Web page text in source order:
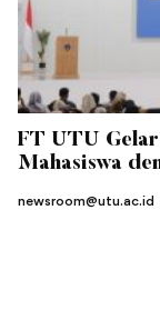
FT UTU
Mahasiswa
newsroom@utu.ac.id